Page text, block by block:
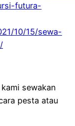
futura-
10/15/sewa-
sewakan
pesta atau